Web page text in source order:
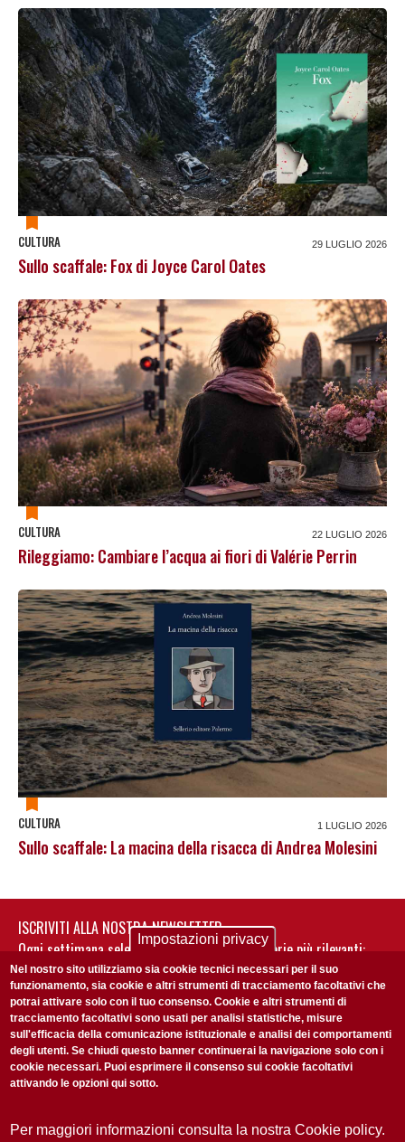
CULTURA 29 LUGLIO 2026
Sullo scaffale: Fox di Joyce Carol Oates
CULTURA 22 LUGLIO 2026
Rileggiamo: Cambiare l’acqua ai fiori di Valérie Perrin
CULTURA 1 LUGLIO 2026
Sullo scaffale: La macina della risacca di Andrea Molesini
ISCRIVITI ALLA NOSTRA NEWSLETTER
Ogni settimana selezioniamo per te nostre storie più rilevanti:
non perderti gli aggiornamenti della nostra newsletter
Accetto laPrivacy Policy
Impostazioni privacy
Nel nostro sito utilizziamo sia cookie tecnici necessari per il suo
funzionamento, sia cookie e altri strumenti di tracciamento facoltativi che
potrai attivare solo con il tuo consenso. Cookie e altri strumenti di
tracciamento facoltativi sono usati per analisi statistiche, misure
sull'efficacia della comunicazione istituzionale e analisi dei comportamenti
degli utenti. Se chiudi questo banner continuerai la navigazione solo con i
cookie necessari. Puoi esprimere il consenso sui cookie facoltativi
attivando le opzioni qui sotto.
Per maggiori informazioni consulta la nostra Cookie policy.